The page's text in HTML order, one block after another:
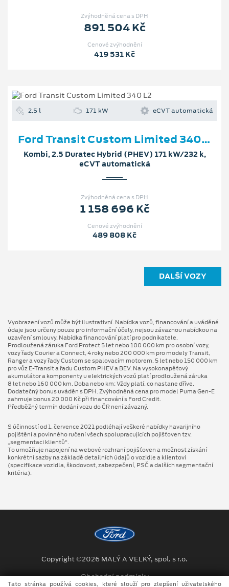
Zvýhodněná cena s DPH
891 504 Kč
Cenové zvýhodnění
419 531 Kč
2.5 l 171 kW eCVT automatická
Ford Transit Custom Limited 340 L2
Kombi, 2.5 Duratec Hybrid (PHEV) 171 kW/232 k,
eCVT automatická
Zvýhodněná cena s DPH
1 158 696 Kč
Cenové zvýhodnění
489 808 Kč
DALŠÍ VOZY
Vyobrazení vozů může být ilustrativní. Nabídka vozů, financování a uváděné
údaje jsou určeny pouze pro informační účely, nejsou závaznou nabídkou na
uzavření smlouvy. Nabídka financování platí pro podnikatele.
Prodloužená záruka Ford Protect 5 let nebo 100 000 km pro osobní vozy,
vozy řady Courier a Connect, 4 roky nebo 200 000 km pro modely Transit,
Ranger a vozy řady Custom se spalovacím motorem, 5 let nebo 150 000 km
pro vůz E-Transit a řadu Custom PHEV a BEV. Na vysokonapěťový
akumulátor a komponenty u elektrických vozů platí prodloužená záruka
8 let nebo 160 000 km. Doba nebo km: Vždy platí, co nastane dříve.
Dodatečný bonus uváděn s DPH. Zvýhodněná cena pro model Puma Gen⁠-⁠E
zahrnuje bonus 20 000 Kč při financování s Ford Credit.
Předběžný termín dodání vozu do ČR není závazný.
S účinností od 1. července 2021 podléhají veškeré nabídky havarijního
pojištění a povinného ručení všech spolupracujících pojišťoven tzv.
„segmentaci klientů“.
To umožňuje napojení na webové rozhraní pojišťoven a možnost získání
konkrétní sazby na základě detailních údajů o vozidle a klientovi
(specifikace vozidla, škodovost, zabezpečení, PSČ a dalších segmentační
kritéria).
Copyright ©2026 MALÝ A VELKÝ, spol. s r.o.
Obchodní podmínky
Tato stránka používá cookies, které slouží pro zlepšení uživatelského